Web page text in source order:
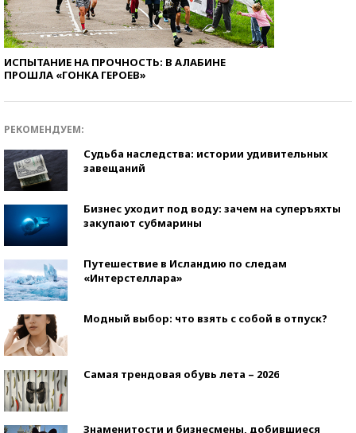
ИСПЫТАНИЕ НА ПРОЧНОСТЬ: В АЛАБИНЕ
ПРОШЛА «ГОНКА ГЕРОЕВ»
РЕКОМЕНДУЕМ:
Судьба наследства: истории удивительных
завещаний
Бизнес уходит под воду: зачем на суперъяхты
закупают субмарины
Путешествие в Исландию по следам
«Интерстеллара»
Модный выбор: что взять с собой в отпуск?
Самая трендовая обувь лета – 2026
Знаменитости и бизнесмены, добившиеся